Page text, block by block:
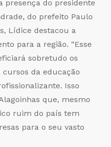
presença do presidente
do prefeito Paulo
Lídice destacou a
para a região. “Esse
sobretudo os
da educação
Isso
que, mesmo
ruim do país tem
para o seu vasto